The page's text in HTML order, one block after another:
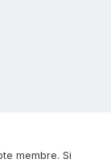
membre. Si